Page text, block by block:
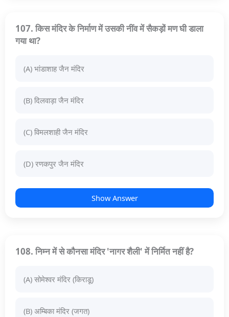
107. किस मंदिर के निर्माण में उसकी नींव में सैकड़ों मण घी डाला
गया था?
(A) भांडाशाह जैन मंदिर
(B) दिलवाड़ा जैन मंदिर
(C) विमलशाही जैन मंदिर
(D) रणकपुर जैन मंदिर
Show Answer
108. निम्न में से कौनसा मंदिर 'नागर शैली' में निर्मित नहीं है?
(A) सोमेश्वर मंदिर (किराडू)
(B) अम्बिका मंदिर (जगत)